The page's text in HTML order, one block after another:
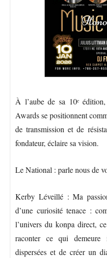
À l’aube de sa 10ᵉ
Awards se positionnent
de transmission et de
fondateur, éclaire sa vision.
Le National : parle nous de
Kerby Léveillé : Ma
d’une curiosité tenace :
l’univers du konpa direct,
raconter ce qui demeure
dispersées et de créer un